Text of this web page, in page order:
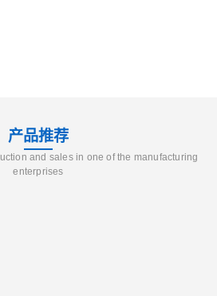
产品推荐
and sales in one of the manufacturing
enterprises